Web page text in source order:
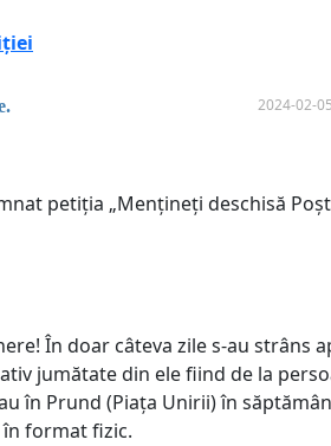
2024-02-
petiția „Mențineți deschisă
În doar câteva zile s-au strâns
jumătate din ele fiind de la
în Prund (Piața Unirii) în
în format fizic.